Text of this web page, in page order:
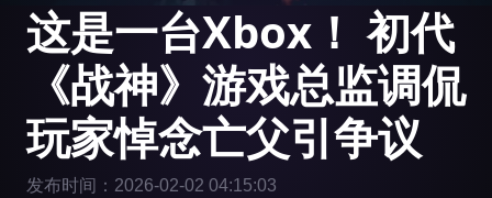
这是一台Xbox！ 初代
《战神》游戏总监调侃
玩家悼念亡父引争议
发布时间：2026-02-02 04:15:03